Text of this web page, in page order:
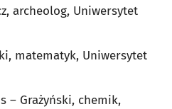
archeolog, Uniwersytet
matematyk, Uniwersytet
– Grażyński, chemik,